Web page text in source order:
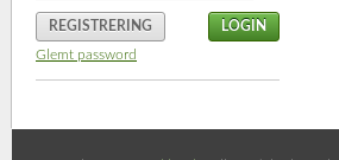
REGISTRERING
Glemt password